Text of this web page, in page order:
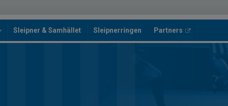
Sleipner & Samhället Sleipnerringen Partners